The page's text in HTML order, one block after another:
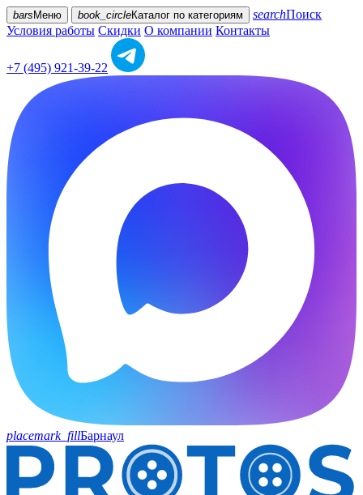
bars Меню book_circleКаталог по категориям searchПоиск
Условия работы Скидки О компании Контакты
+7 (495) 921-39-22
placemark_fillБарнаул